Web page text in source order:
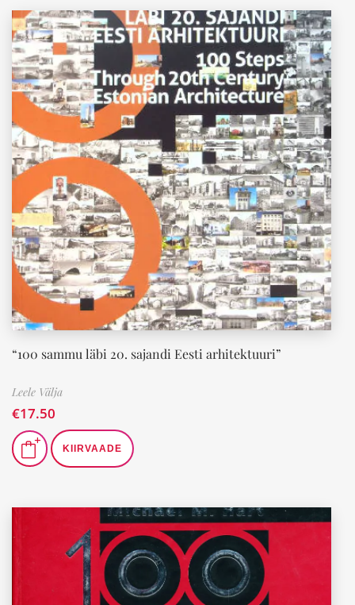
“100 sammu läbi 20. sajandi Eesti arhitektuuri”
Leele Välja
€17.50
KIIRVAADE